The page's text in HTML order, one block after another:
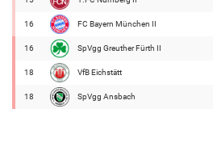
16 FC Bayern München II
16 SpVgg Greuther Fürth II
18 VfB Eichstätt
18 SpVgg Ansbach